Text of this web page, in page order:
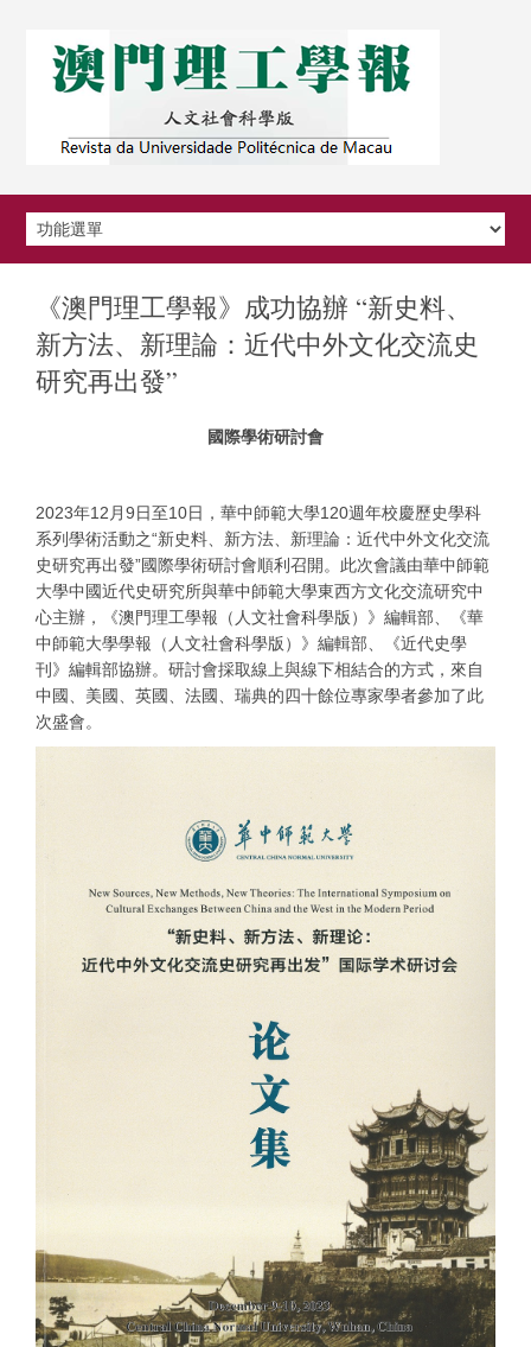
《澳門理工學報》成功協辦 “新史料、
新方法、新理論：近代中外文化交流史
研究再出發”
國際學術研討會
2023年12月9日至10日，華中師範大學120週年校慶歷史學科
系列學術活動之“新史料、新方法、新理論：近代中外文化交流
史研究再出發”國際學術研討會順利召開。此次會議由華中師範
大學中國近代史研究所與華中師範大學東西方文化交流研究中
心主辦，《澳門理工學報（人文社會科學版）》編輯部、《華
中師範大學學報（人文社會科學版）》編輯部、《近代史學
刊》編輯部協辦。研討會採取線上與線下相結合的方式，來自
中國、美國、英國、法國、瑞典的四十餘位專家學者參加了此
次盛會。